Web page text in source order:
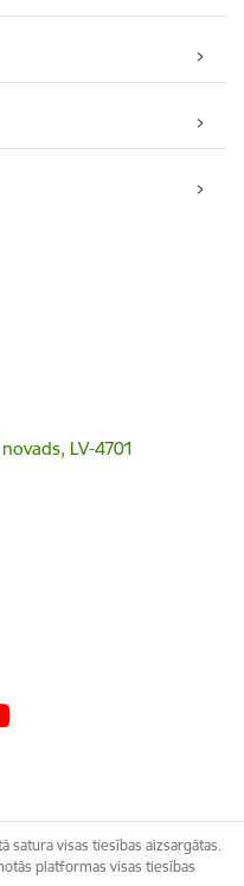
LV-4701
satura visas tiesības aizsargātas.
platformas visas tiesības